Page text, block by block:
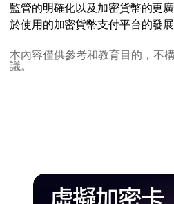
監管的明確化以及加密貨幣的更
於使用的加密貨幣支付平台的發
本內容僅供參考和教育目的，不
議。